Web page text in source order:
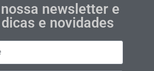
newsletter e
e novidades